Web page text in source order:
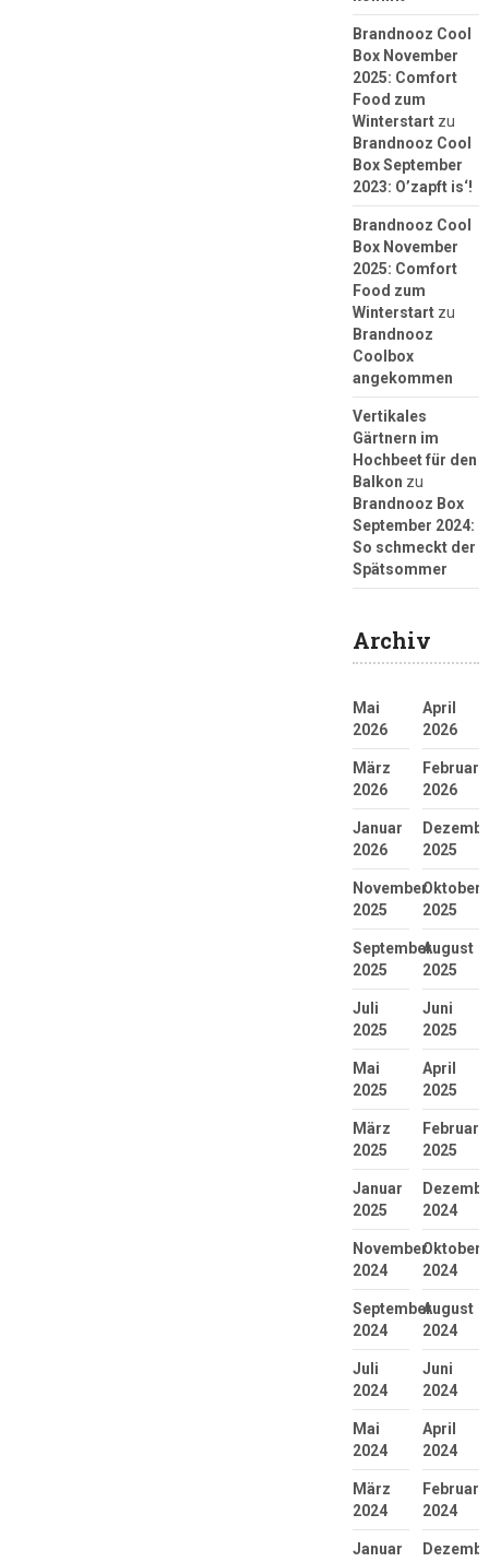
Brandnooz Cool
Box November
2025: Comfort
Food zum
Winterstartzu
Brandnooz Cool
Box September
2023: O’zapft is‘!
Brandnooz Cool
Box November
2025: Comfort
Food zum
Winterstartzu
Brandnooz
Coolbox
angekommen
Vertikales
Gärtnern im
Hochbeet für den
Balkon zu
Brandnooz Box
September 2024:
So schmeckt der
Spätsommer
Archiv
Mai
2026
April
2026
März
2026
Februar
2026
Januar
2026
2025
November
2025
Oktober
2025
September
2025
August
2025
Juli
2025
Juni
2025
Mai
2025
April
2025
März
2025
Februar
2025
Januar
2025
2024
November
2024
Oktober
2024
September
2024
August
2024
Juli
2024
Juni
2024
Mai
2024
April
2024
März
2024
Februar
2024
Januar